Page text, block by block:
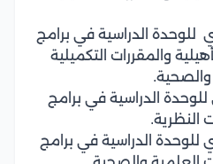
للوحدة الدراسية في برامج
والمقررات التكميلية
للوحدة الدراسية في برامج
النظرية.
للوحدة الدراسية في برامج